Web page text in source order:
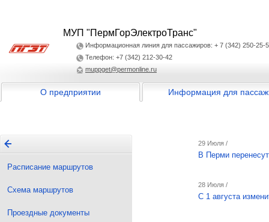
МУП "ПермГорЭлектроТранс"
Информационная линия для пассажиров: + 7 (342) 250-25-
Телефон: +7 (342) 212-30-42
muppget@permonline.ru
О предприятии Информация для
Расписание маршрутов
Схема маршрутов
Проездные документы
29 Июля /
В Перми
28 Июля /
С 1 августа